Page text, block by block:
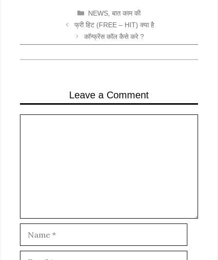
CATEGORIES
NEWS, बात काम की
फ्री हिट (FREE – HIT) क्या है
कॉन्फ्रेंस कॉल कैसे करे ?
Leave a Comment